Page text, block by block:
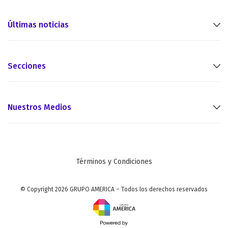
Últimas noticias
Secciones
Nuestros Medios
Términos y Condiciones
© Copyright 2026 GRUPO AMERICA – Todos los derechos reservados